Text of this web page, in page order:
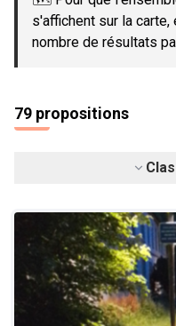
s'affichent sur la
nombre de résultats
79 propositions